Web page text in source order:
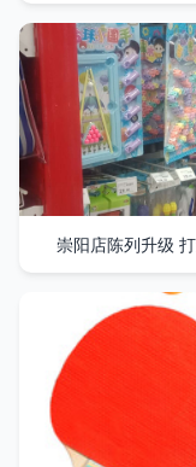
崇阳店陈列升级